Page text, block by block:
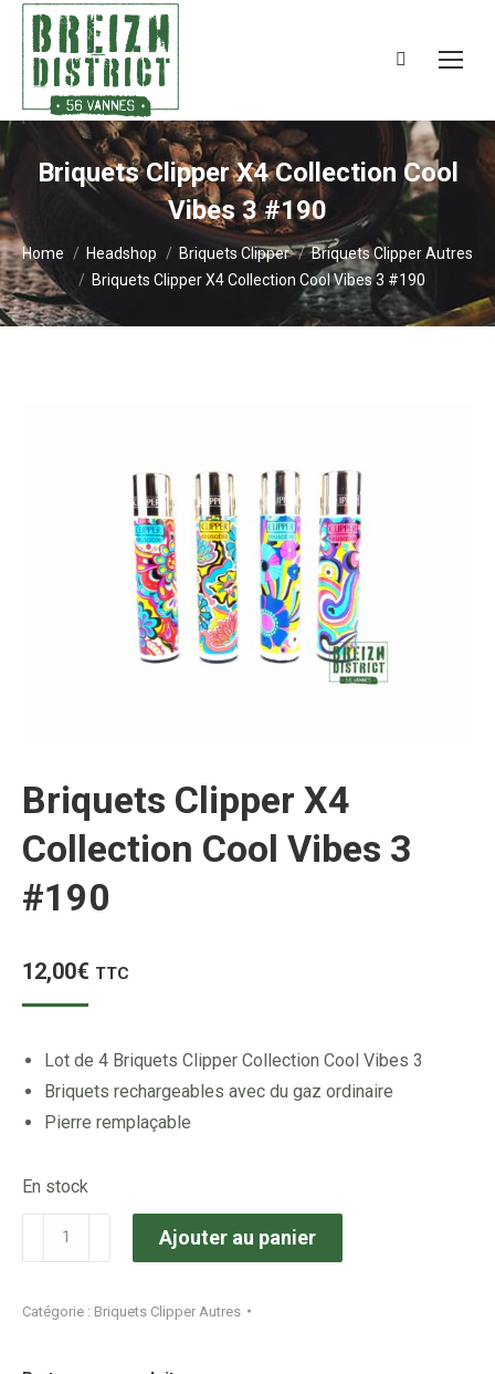
Search:
Briquets Clipper X4 Collection Cool
Vibes 3 #190
You are here:
Home Headshop Briquets Clipper
Briquets Clipper Autres
Briquets Clipper X4 Collection Cool Vibes 3 #190
Briquets Clipper X4
Collection Cool Vibes 3
#190
12,00€ TTC
Lot de 4 Briquets Clipper Collection Cool Vibes 3
Briquets rechargeables avec du gaz ordinaire
Pierre remplaçable
En stock
quantité
Clipper
Ajouter au panier
Catégorie : Briquets Clipper Autres